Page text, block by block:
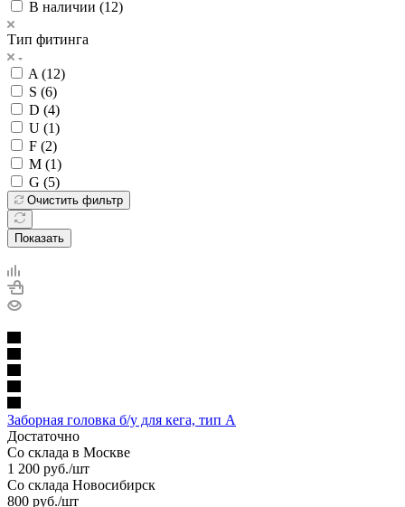
В наличии (12)
Тип фитинга
A (12)
S (6)
D (4)
U (1)
F (2)
M (1)
G (5)
Очистить фильтр
Показать
Заборная головка б/у для кега, тип А
Достаточно
Со склада в Москве
1 200 руб./шт
Со склада Новосибирск
800 руб./шт